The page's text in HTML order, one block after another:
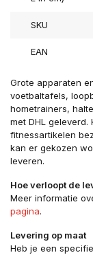
SKU
EAN
Grote apparaten
voetbaltafels,
hometrainers,
met DHL
fitnessartikelen
kan er gekozen
leveren.
Hoe verloopt de
Meer informatie
pagina.
Levering op maat
Heb je een